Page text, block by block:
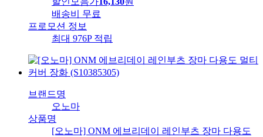
배송비
무료
프로모션 정보
최대 976P 적립
브랜드명
오노마
상품명
[오노마] ONM 에브리데이 레인부츠 장마 다용도